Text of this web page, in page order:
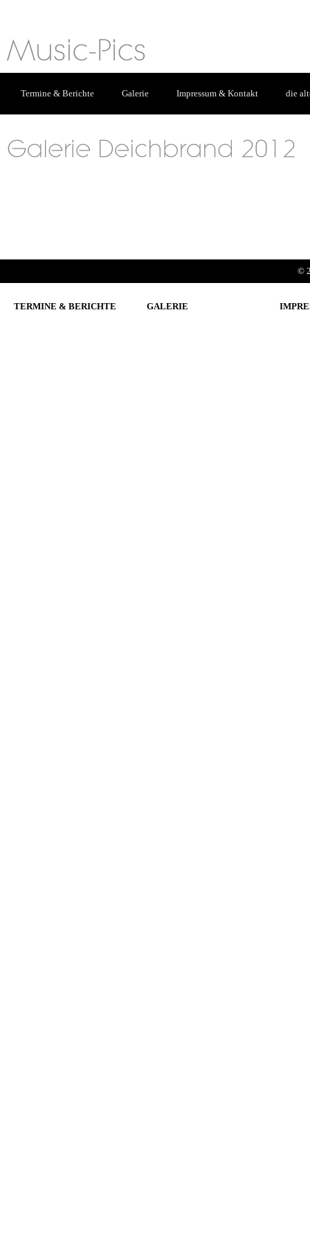
Termine & Berichte Galerie Impressum & Kontakt die
©
TERMINE & BERICHTE GALERIE